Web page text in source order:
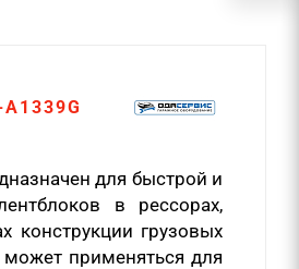
A1339G
для быстрой и
в рессорах,
конструкции грузовых
может применяться для